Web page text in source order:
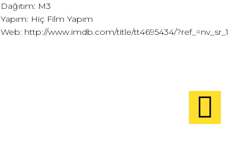
Dağıtım: M3
Yapım: Hiç Film Yapım
Web: http://www.imdb.com/title/tt4695434/?ref_=nv_sr_1